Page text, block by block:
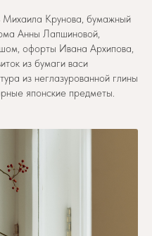
Михаила Крунова, бумажный
Анны Лапшиновой,
офорты Ивана Архипова,
из бумаги васи
из неглазурованной глины
японские предметы.